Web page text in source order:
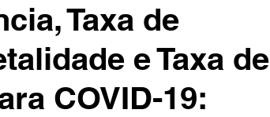
Taxa de
e Taxa de
COVID-19: